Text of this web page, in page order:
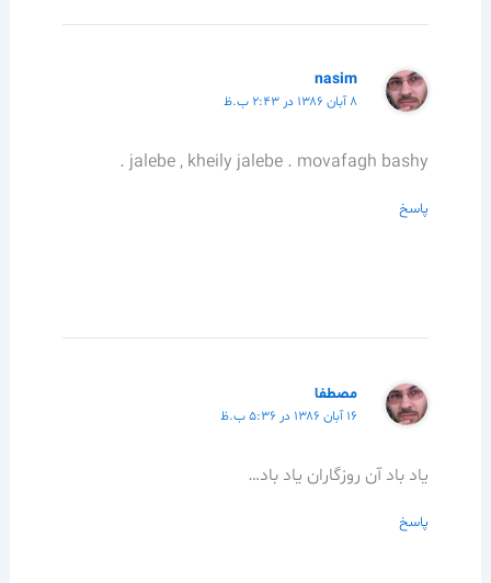
nasim
۸ آبان ۱۳۸۶ در ۲:۴۳ ب.ظ
jalebe , kheily jalebe . movafagh bashy .
پاسخ
مصطفا
۱۶ آبان ۱۳۸۶ در ۵:۳۶ ب.ظ
یاد باد آن روزگاران یاد باد…
پاسخ